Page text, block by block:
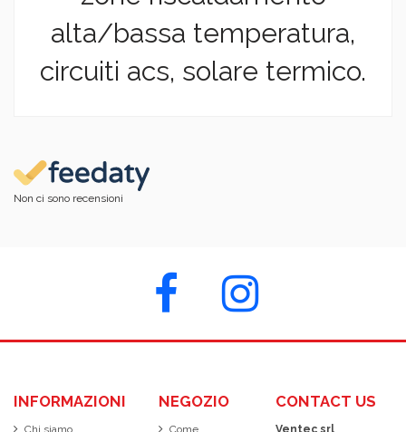
alta/bassa temperatura,
circuiti acs, solare termico.
Non ci sono recensioni
INFORMAZIONI
Chi siamo
NEGOZIO
Come
CONTACT US
Ventec srl